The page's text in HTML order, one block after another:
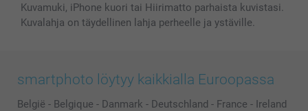
Kuvamuki, iPhone kuori tai Hiirimatto parhaista kuvistasi.
Kuvalahja on täydellinen lahja perheelle ja ystäville.
smartphoto löytyy kaikkialla Euroopassa
België - Belgique - Danmark - Deutschland - France - Ireland